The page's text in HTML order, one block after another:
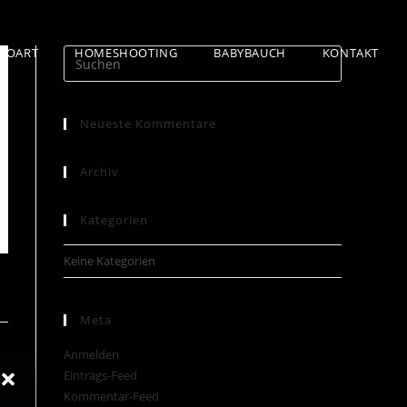
HOMESHOOTING BABYBAUCH KONTAKT
Neueste Kommentare
Archiv
Kategorien
Keine Kategorien
Meta
Anmelden
Eintrags-Feed
Kommentar-Feed